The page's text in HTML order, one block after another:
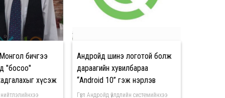
бичгээ
"босоо"
хүсэж
Андройд шинэ логотой болж
дараагийн хувилбараа
“Android 10” гэж нэрлэв
Гүүгл Андройд үйлдлийн системийнхээ